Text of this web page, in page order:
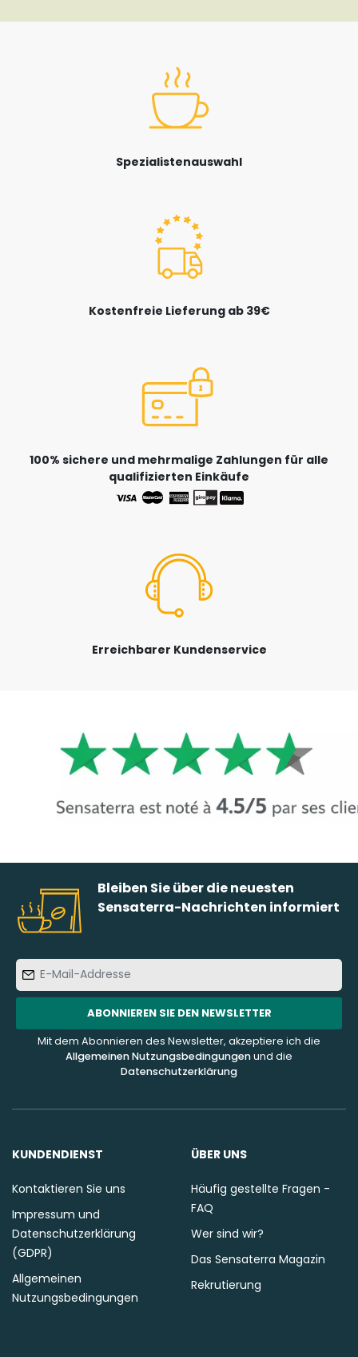
Spezialistenauswahl
Kostenfreie Lieferung ab 39€
100% sichere und mehrmalige Zahlungen für alle
qualifizierten Einkäufe
Erreichbarer Kundenservice
Bleiben Sie über die neuesten
Sensaterra-Nachrichten informiert
Mail-
Addresse
ABONNIEREN SIE DEN NEWSLETTER
Mit dem Abonnieren des Newsletter, akzeptiere ich die
Allgemeinen Nutzungsbedingungenund die
Datenschutzerklärung
KUNDENDIENST
Kontaktieren Sie uns
Impressum und
Datenschutzerklärung
(GDPR)
Allgemeinen
Nutzungsbedingungen
ÜBER UNS
Häufig gestellte Fragen -
FAQ
Wer sind wir?
Das Sensaterra Magazin
Rekrutierung